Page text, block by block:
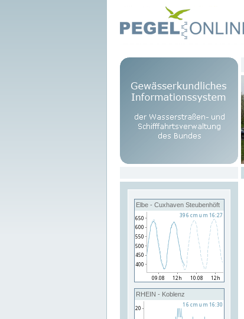
Elbe - Cuxhaven Steubenhöft
RHEIN - Koblenz